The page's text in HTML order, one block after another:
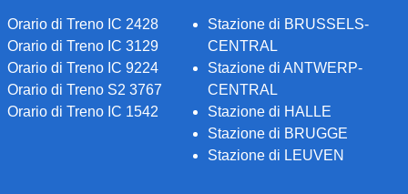
Orario di Treno IC 2428
Orario di Treno IC 3129
Orario di Treno IC 9224
Orario di Treno S2 3767
Orario di Treno IC 1542
Stazione di BRUSSELS-
CENTRAL
Stazione di ANTWERP-
CENTRAL
Stazione di HALLE
Stazione di BRUGGE
Stazione di LEUVEN